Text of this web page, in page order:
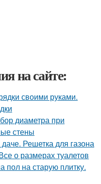
на сайте:
своими руками.
диаметра при
стены
Решетка для газона
о размерах туалетов
пол на старую плитку.